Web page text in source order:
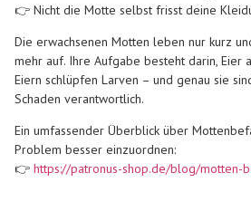
👉 Nicht die Motte selbst frisst deine
Die erwachsenen Motten leben nur kurz
mehr auf. Ihre Aufgabe besteht darin, Eier
Eiern schlüpfen Larven – und genau sie
Schaden verantwortlich.
Ein umfassender Überblick über
Problem besser einzuordnen:
👉 https://patronus-shop.de/blog/motten-